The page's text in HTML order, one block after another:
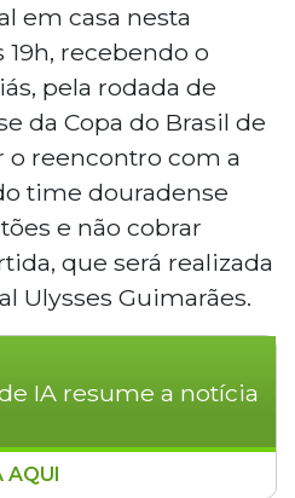
em casa nesta
19h, recebendo o
pela rodada de
da Copa do Brasil de
o reencontro com a
time douradense
e não cobrar
que será realizada
Ulysses Guimarães.
IA resume a notícia
AQUI